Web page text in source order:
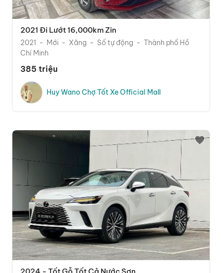
2021 Đi Lướt 16,000km Zin
2021 Mới Xăng Số tự động
Thành phố Hồ
Chí Minh
385 triệu
Huy Wano Chợ Tốt Xe Official Mall